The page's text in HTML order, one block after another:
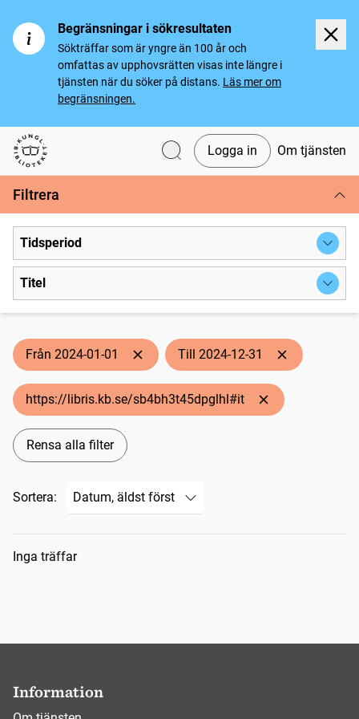
Begränsningar i sökresultaten
Sökträffar som är yngre än 100 år och
omfattas av upphovsrätten visas inte längre i
tjänsten när du söker på distans. Läs mer om
begränsningen.
Svenska tidningar
Logga in Om tjänsten
Filtrera
Tidsperiod
Titel
Från 2024-01-01 Till 2024-12-31
https://libris.kb.se/sb4bh3t45dpglhl#it
Rensa alla filter
Sortera:
Sökresultat
Inga träffar
Information